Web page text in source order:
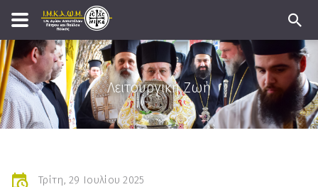
Λειτουργική Ζωή
Τρίτη, 29 Ιουλίου 2025